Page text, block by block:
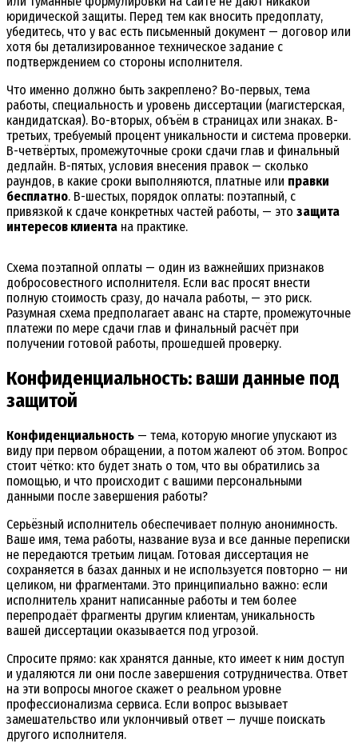
юридической защиты. Перед тем как вносить предоплату,
убедитесь, что у вас есть письменный документ — договор или
хотя бы детализированное техническое задание с
подтверждением со стороны исполнителя.
Что именно должно быть закреплено? Во-первых, тема
работы, специальность и уровень диссертации (магистерская,
кандидатская). Во-вторых, объём в страницах или знаках. В-
третьих, требуемый процент уникальности и система проверки.
В-четвёртых, промежуточные сроки сдачи глав и финальный
дедлайн. В-пятых, условия внесения правок — сколько
раундов, в какие сроки выполняются, платные или правки
бесплатно. В-шестых, порядок оплаты: поэтапный, с
привязкой к сдаче конкретных частей работы, — это защита
интересов клиента на практике.
Схема поэтапной оплаты — один из важнейших признаков
добросовестного исполнителя. Если вас просят внести
полную стоимость сразу, до начала работы, — это риск.
Разумная схема предполагает аванс на старте, промежуточные
платежи по мере сдачи глав и финальный расчёт при
получении готовой работы, прошедшей проверку.
Конфиденциальность: ваши данные под
защитой
Конфиденциальность — тема, которую многие упускают из
виду при первом обращении, а потом жалеют об этом. Вопрос
стоит чётко: кто будет знать о том, что вы обратились за
помощью, и что происходит с вашими персональными
данными после завершения работы?
Серьёзный исполнитель обеспечивает полную анонимность.
Ваше имя, тема работы, название вуза и все данные переписки
не передаются третьим лицам. Готовая диссертация не
сохраняется в базах данных и не используется повторно — ни
целиком, ни фрагментами. Это принципиально важно: если
исполнитель хранит написанные работы и тем более
перепродаёт фрагменты другим клиентам, уникальность
вашей диссертации оказывается под угрозой.
Спросите прямо: как хранятся данные, кто имеет к ним доступ
и удаляются ли они после завершения сотрудничества. Ответ
на эти вопросы многое скажет о реальном уровне
профессионализма сервиса. Если вопрос вызывает
замешательство или уклончивый ответ — лучше поискать
другого исполнителя.